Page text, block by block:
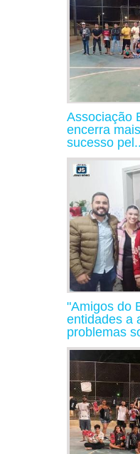
Associação
encerra
sucesso
"Amigos do
entidades a
problemas